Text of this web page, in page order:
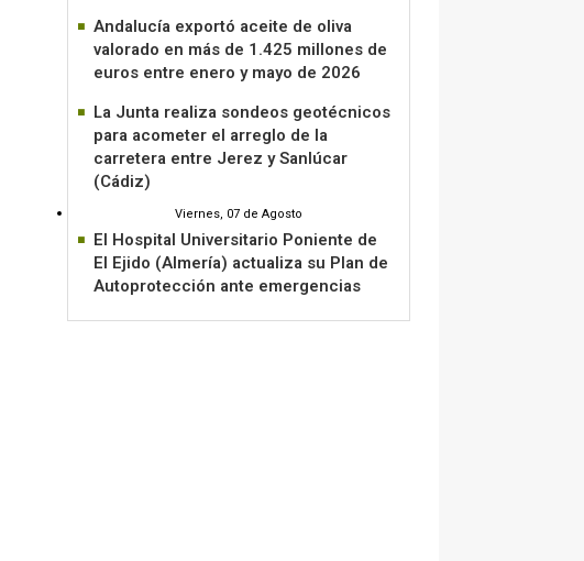
Andalucía exportó aceite de oliva
valorado en más de 1.425 millones de
euros entre enero y mayo de 2026
La Junta realiza sondeos geotécnicos
para acometer el arreglo de la
carretera entre Jerez y Sanlúcar
(Cádiz)
Viernes, 07 de Agosto
El Hospital Universitario Poniente de
El Ejido (Almería) actualiza su Plan de
Autoprotección ante emergencias